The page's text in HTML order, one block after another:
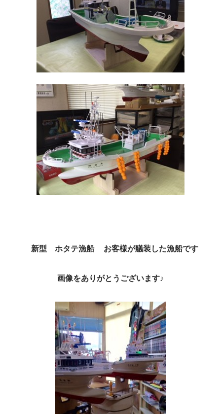
新型 ホタテ漁船 お客様が艤装した漁船です
画像をありがとうございます♪